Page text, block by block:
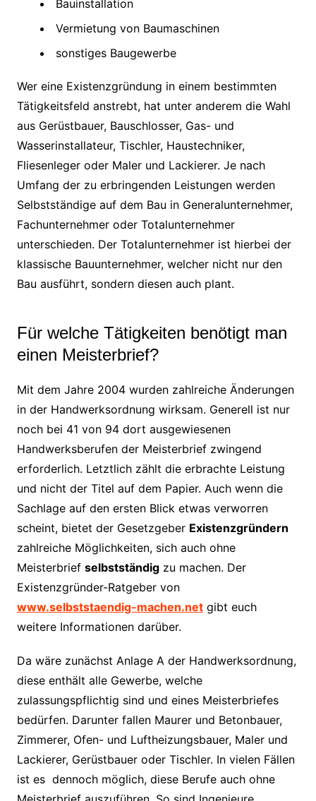
Bauinstallation
Vermietung von Baumaschinen
sonstiges Baugewerbe
Wer eine Existenzgründung in einem bestimmten
Tätigkeitsfeld anstrebt, hat unter anderem die Wahl
aus Gerüstbauer, Bauschlosser, Gas- und
Wasserinstallateur, Tischler, Haustechniker,
Fliesenleger oder Maler und Lackierer. Je nach
Umfang der zu erbringenden Leistungen werden
Selbstständige auf dem Bau in Generalunternehmer,
Fachunternehmer oder Totalunternehmer
unterschieden. Der Totalunternehmer ist hierbei der
klassische Bauunternehmer, welcher nicht nur den
Bau ausführt, sondern diesen auch plant.
Für welche Tätigkeiten benötigt man
einen Meisterbrief?
Mit dem Jahre 2004 wurden zahlreiche Änderungen
in der Handwerksordnung wirksam. Generell ist nur
noch bei 41 von 94 dort ausgewiesenen
Handwerksberufen der Meisterbrief zwingend
erforderlich. Letztlich zählt die erbrachte Leistung
und nicht der Titel auf dem Papier. Auch wenn die
Sachlage auf den ersten Blick etwas verworren
scheint, bietet der Gesetzgeber Existenzgründern
zahlreiche Möglichkeiten, sich auch ohne
Meisterbrief selbstständigzu machen. Der
Existenzgründer-Ratgeber von
www.selbststaendig-machen.netgibt euch
weitere Informationen darüber.
Da wäre zunächst Anlage A der Handwerksordnung,
diese enthält alle Gewerbe, welche
zulassungspflichtig sind und eines Meisterbriefes
bedürfen. Darunter fallen Maurer und Betonbauer,
Zimmerer, Ofen- und Luftheizungsbauer, Maler und
Lackierer, Gerüstbauer oder Tischler. In vielen Fällen
ist es dennoch möglich, diese Berufe auch ohne